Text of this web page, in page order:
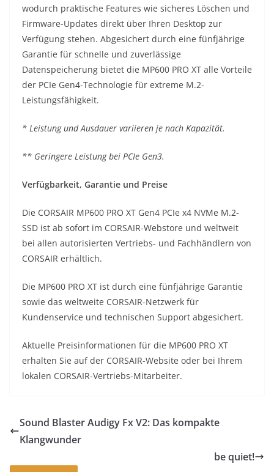
wodurch praktische Features wie sicheres Löschen und
Firmware-Updates direkt über Ihren Desktop zur
Verfügung stehen. Abgesichert durch eine fünfjährige
Garantie für schnelle und zuverlässige
Datenspeicherung bietet die MP600 PRO XT alle Vorteile
der PCIe Gen4-Technologie für extreme M.2-
Leistungsfähigkeit.
* Leistung und Ausdauer variieren je nach Kapazität.
** Geringere Leistung bei PCIe Gen3.
Verfügbarkeit, Garantie und Preise
Die CORSAIR MP600 PRO XT Gen4 PCIe x4 NVMe M.2-
SSD ist ab sofort im CORSAIR-Webstore und weltweit
bei allen autorisierten Vertriebs- und Fachhändlern von
CORSAIR erhältlich.
Die MP600 PRO XT ist durch eine fünfjährige Garantie
sowie das weltweite CORSAIR-Netzwerk für
Kundenservice und technischen Support abgesichert.
Aktuelle Preisinformationen für die MP600 PRO XT
erhalten Sie auf der CORSAIR-Website oder bei Ihrem
lokalen CORSAIR-Vertriebs-Mitarbeiter.
Sound Blaster Audigy Fx V2: Das kompakte
Klangwunder
be quiet!